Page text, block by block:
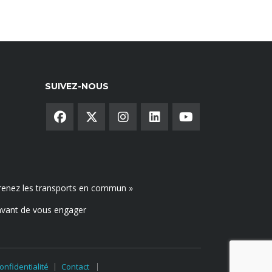
SUIVEZ-NOUS
les transports en commun »
de vous engager
Contact